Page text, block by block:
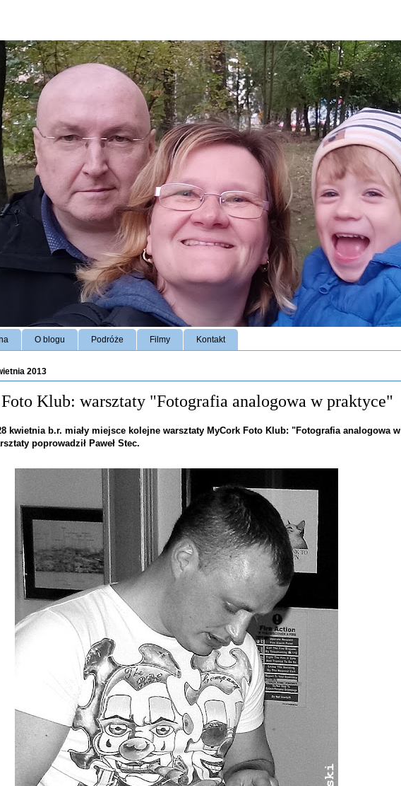
O blogu Podróże Filmy Kontakt
2013
Klub: warsztaty "Fotografia analogowa w praktyce"
kwietnia b.r. miały miejsce kolejne warsztaty MyCork Foto Klub: "Fotografia analogowa w
poprowadził Paweł Stec.